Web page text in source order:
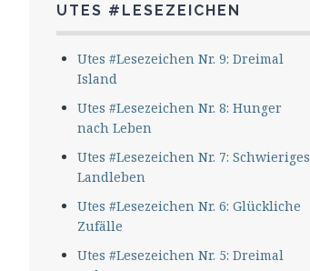
UTES #LESEZEICHEN
Utes #Lesezeichen Nr. 9: Dreimal
Island
Utes #Lesezeichen Nr. 8: Hunger
nach Leben
Utes #Lesezeichen Nr. 7: Schwieriges
Landleben
Utes #Lesezeichen Nr. 6: Glückliche
Zufälle
Utes #Lesezeichen Nr. 5: Dreimal